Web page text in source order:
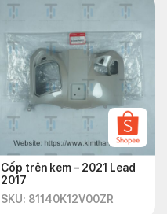
Cốp trên kem – 2021 Lead
2017
SKU: 81140K12V00ZR